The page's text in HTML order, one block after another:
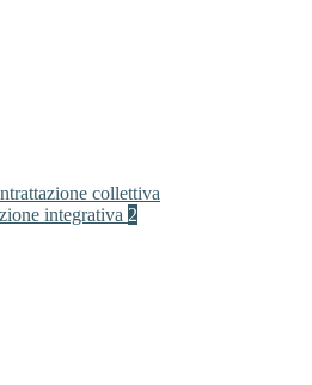
collettiva
integrativa 2